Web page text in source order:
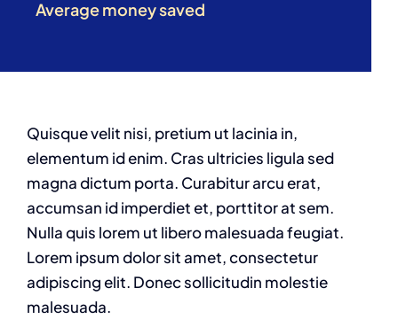
Average money saved
Quisque velit nisi, pretium ut lacinia in,
elementum id enim. Cras ultricies ligula sed
magna dictum porta. Curabitur arcu erat,
accumsan id imperdiet et, porttitor at sem.
Nulla quis lorem ut libero malesuada feugiat.
Lorem ipsum dolor sit amet, consectetur
adipiscing elit. Donec sollicitudin molestie
malesuada.